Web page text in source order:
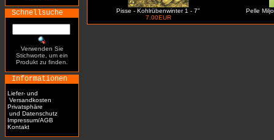
Schnellsuche
Verwenden Sie
Stichworte, um ein
Produkt zu finden.
Informationen
Liefer- und
Versandkosten
Privatsphäre
und Datenschutz
Impressum/AGB
Kontakt
Pisse - Kohlrübenwinter 1 - 7"
7.00EUR
Pelle